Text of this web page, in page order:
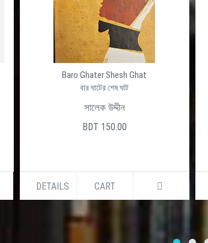
Baro Ghater Shesh Ghat
বার ঘাটের শেষ ঘাট
সালেক উদ্দীন
BDT 150.00
DETAILS CART